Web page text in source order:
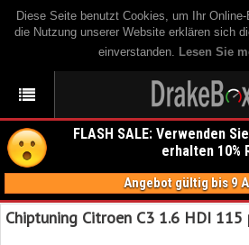
Diese Seite benutzt Cookies, um Ihr
die Nutzung unserer Website erklären sich
einverstanden. Lesen Sie
FLASH SALE: Verwenden
erhalten 10%
Angebot gültig bis 9
Chiptuning Citroen C3 1.6 HDI 115